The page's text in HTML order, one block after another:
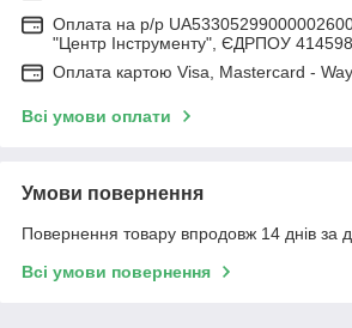
Оплата на р/р
"Центр Інструменту", ЄДРПОУ
Оплата картою Visa, Mastercard -
Всі умови оплати
Умови повернення
Повернення товару впродовж 14 днів за
Всі умови повернення